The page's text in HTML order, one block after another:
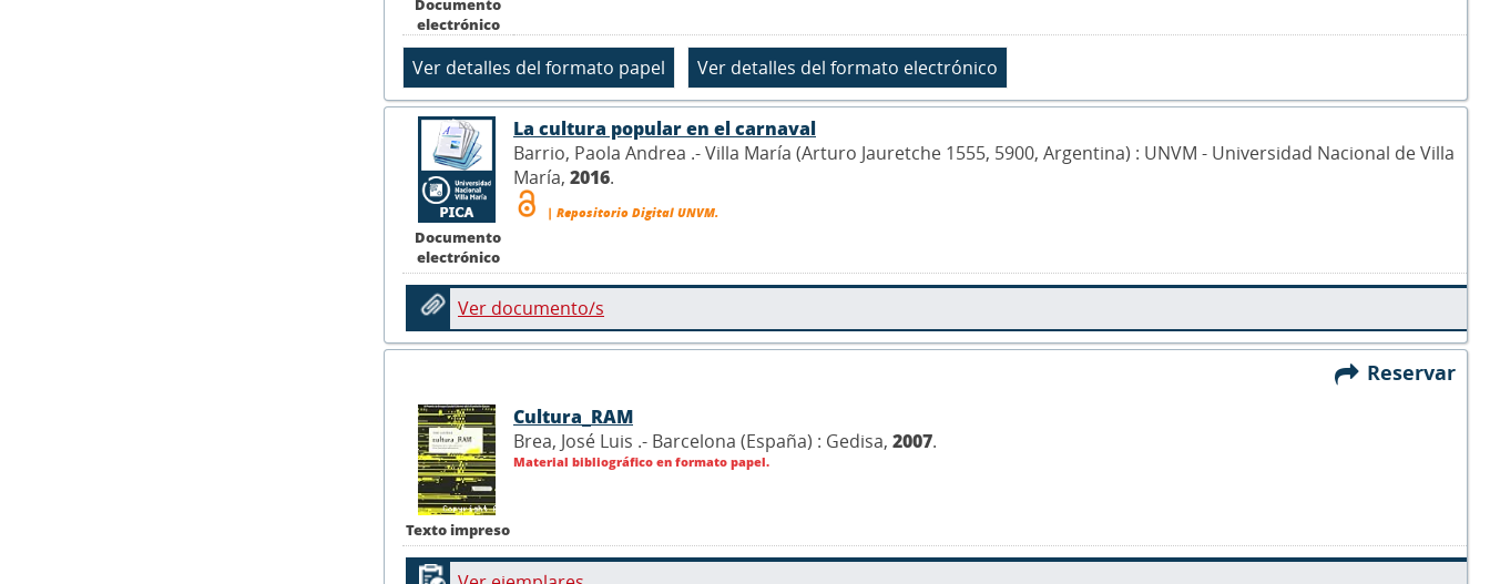
Documento
electrónico
Documento
electrónico
La cultura popular en el carnaval
Barrio, Paola Andrea .- Villa María (Arturo Jauretche 1555, 5900, Argentina) : UNVM - Universidad Nacional de Villa
María, 2016.
| Repositorio Digital UNVM.
Ver documento/s
Reservar
Texto impreso
Cultura_RAM
Brea, José Luis .- Barcelona (España) : Gedisa, 2007.
Material bibliográfico en formato papel.